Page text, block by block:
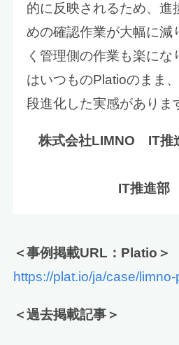
的に反映されるため、進
めの確認作業が大幅に減
く管理側の作業も楽にな
はいつものPlatioのまま
段進化した実感がありま
株式会社LIMNO IT推
IT推進
＜事例掲載URL ： Platio ＞
https://plat.io/ja/case/
＜過去掲載記事＞